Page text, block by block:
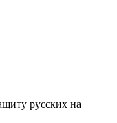
русских на